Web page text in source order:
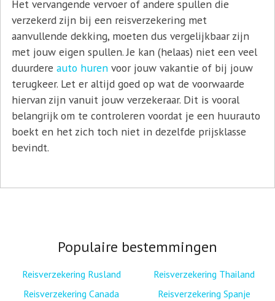
Het vervangende vervoer of andere spullen die
verzekerd zijn bij een reisverzekering met
aanvullende dekking, moeten dus vergelijkbaar zijn
met jouw eigen spullen. Je kan (helaas) niet een veel
duurdere auto hurenvoor jouw vakantie of bij jouw
terugkeer. Let er altijd goed op wat de voorwaarde
hiervan zijn vanuit jouw verzekeraar. Dit is vooral
belangrijk om te controleren voordat je een huurauto
boekt en het zich toch niet in dezelfde prijsklasse
bevindt.
Populaire bestemmingen
Reisverzekering Rusland
Reisverzekering Canada
Reisverzekering Thailand
Reisverzekering Spanje